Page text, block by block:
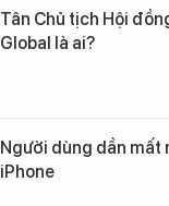
Tân Chủ tịch Hội
Global là ai?
Người dùng dần mất
iPhone